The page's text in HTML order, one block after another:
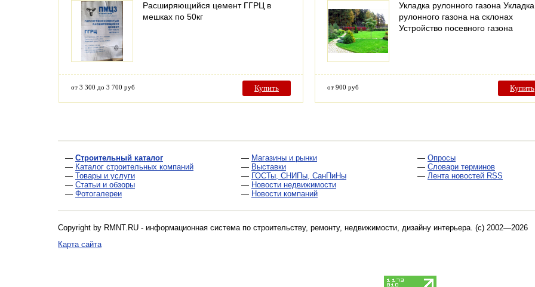
Расширяющийся цемент ГГРЦ в
мешках по 50кг
от 3 300 до 3 700 руб Купить
Укладка рулонного газона Укладка
рулонного газона на склонах
Устройство посевного газона
от 900 руб Купить
— Строительный каталог
— Каталог строительных компаний
— Товары и услуги
— Статьи и обзоры
— Фотогалереи
— Магазины и рынки
— Выставки
— ГОСТы, СНИПы, СанПиНы
— Новости недвижимости
— Новости компаний
— Опросы
— Словари терминов
— Лента новостей RSS
Copyright by RMNT.RU - информационная система по строительству, ремонту, недвижимости, дизайну интерьера. (c) 2002—2026
Карта сайта